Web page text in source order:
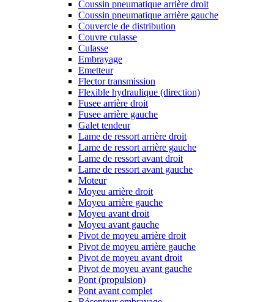
Coussin pneumatique arrière droit
Coussin pneumatique arrière gauche
Couvercle de distribution
Couvre culasse
Culasse
Embrayage
Emetteur
Flector transmission
Flexible hydraulique (direction)
Fusee arrière droit
Fusee arrière gauche
Galet tendeur
Lame de ressort arrière droit
Lame de ressort arrière gauche
Lame de ressort avant droit
Lame de ressort avant gauche
Moteur
Moyeu arrière droit
Moyeu arrière gauche
Moyeu avant droit
Moyeu avant gauche
Pivot de moyeu arrière droit
Pivot de moyeu arrière gauche
Pivot de moyeu avant droit
Pivot de moyeu avant gauche
Pont (propulsion)
Pont avant complet